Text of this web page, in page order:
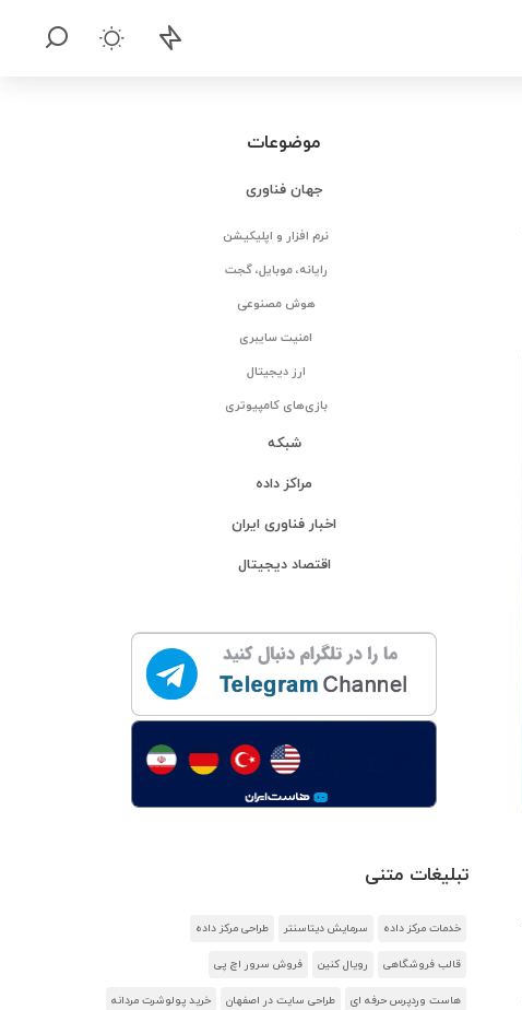
موضوعات
جهان فناوری
نرم افزار و اپلیکیشن
رایانه، موبایل، گجت
هوش مصنوعی
امنیت سایبری
ارز دیجیتال
بازی‌های کامپیوتری
شبکه
مراکز داده
اخبار فناوری ایران
اقتصاد دیجیتال
تبلیغات متنی
خدمات مرکز داده سرمایش دیتاسنتر طراحی مرکز داده
قالب فروشگاهی رویال کنین فروش سرور اچ پی
هاست وردپرس حرفه ای طراحی سایت در اصفهان خرید پولوشرت مردانه